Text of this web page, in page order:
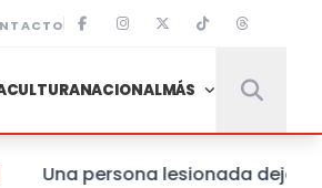
CULTURANACIONALMÁS
Una persona lesionada deja